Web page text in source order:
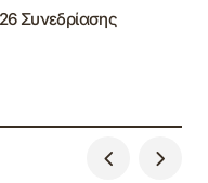
Συνεδρίασης